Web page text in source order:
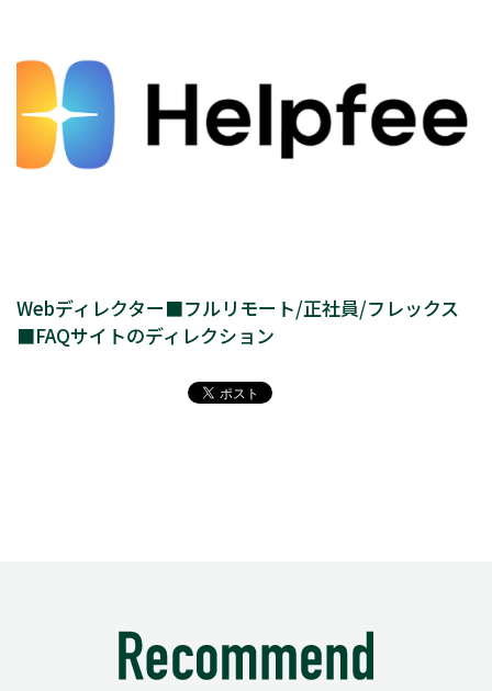
Webディレクター■フルリモート/正社員/フレックス
■FAQサイトのディレクション